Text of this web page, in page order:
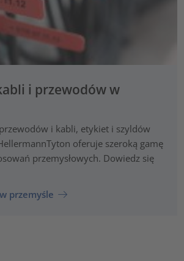
i przewodów w
i kabli, etykiet i szyldów
oferuje szeroką gamę
przemysłowych. Dowiedz się
przemyśle